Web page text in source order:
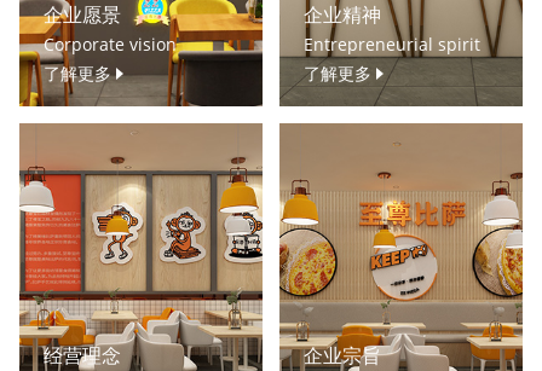
企业愿景
Corporate vision
了解更多
企业精神
Entrepreneurial spirit
了解更多
经营理念 企业宗旨